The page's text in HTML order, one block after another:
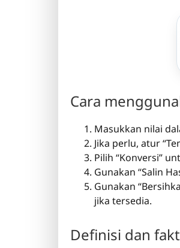
Cara
Masukkan nilai
Jika perlu, atur
Pilih “Konversi”
Gunakan “Salin
Gunakan
jika tersedia.
Definisi dan